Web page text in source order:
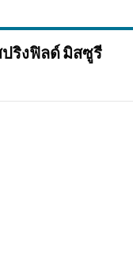
ปริงฟิลด์มิสซูรี